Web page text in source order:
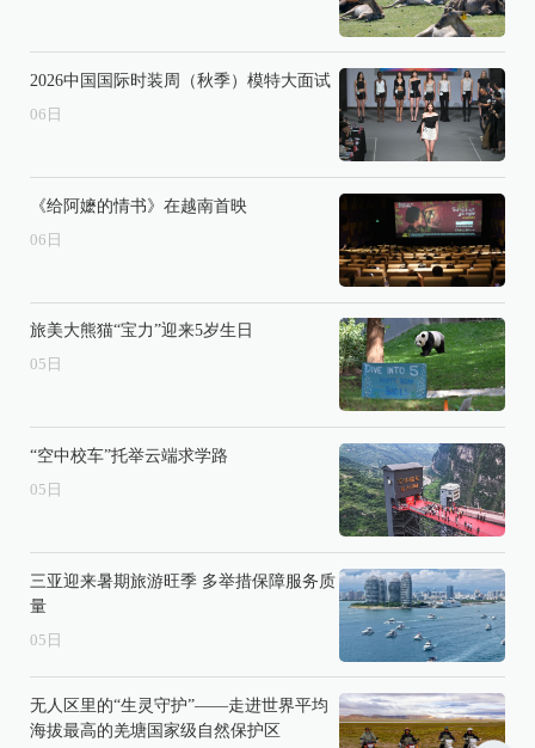
2026中国国际时装周（秋季）模特大面试
06 日
《给阿嬷的情书》在越南首映
06 日
旅美大熊猫“宝力”迎来5岁生日
05 日
“空中校车”托举云端求学路
05 日
三亚迎来暑期旅游旺季 多举措保障服务质
量
05 日
无人区里的“生灵守护”——走进世界平均
海拔最高的羌塘国家级自然保护区